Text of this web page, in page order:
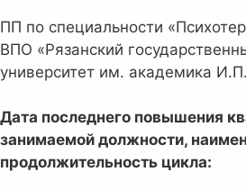
ПП по специальности
ВПО «Рязанский
университет им. академика
Дата последнего повышения
занимаемой должности,
продолжительность цикла: